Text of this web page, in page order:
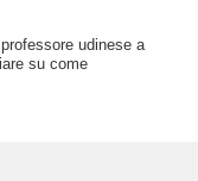
udinese a
su come